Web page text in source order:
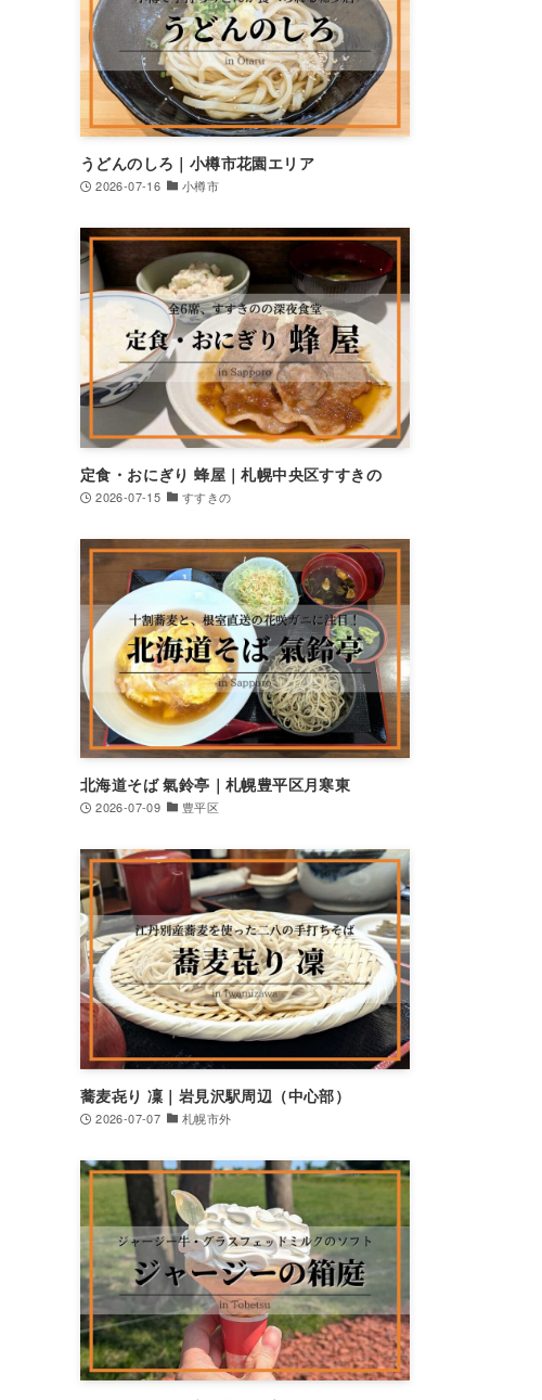
うどんのしろ｜小樽市花園エリア
2026-07-16 小樽市
定食・おにぎり 蜂屋｜札幌中央区すすきの
2026-07-15 すすきの
北海道そば 氣鈴亭｜札幌豊平区月寒東
2026-07-09 豊平区
蕎麦㐂り 凜｜岩見沢駅周辺（中心部）
2026-07-07 札幌市外